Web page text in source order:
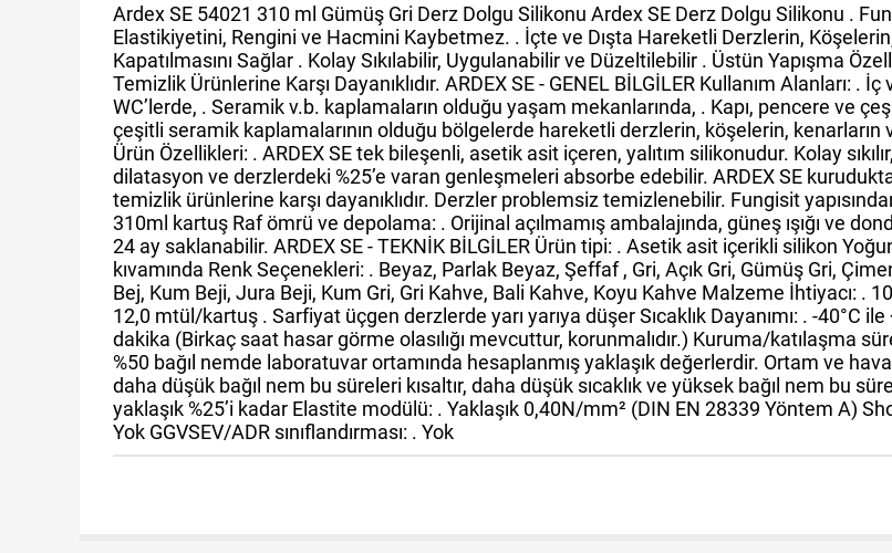
Ardex SE 54021 310 ml Gümüş Gri Derz Dolgu Silikonu Ardex SE Derz Dolgu Silikonu .
Elastikiyetini, Rengini ve Hacmini Kaybetmez. . İçte ve Dışta Hareketli Derzlerin,
Kapatılmasını Sağlar . Kolay Sıkılabilir, Uygulanabilir ve Düzeltilebilir . Üstün Yapışma
Temizlik Ürünlerine Karşı Dayanıklıdır. ARDEX SE - GENEL BİLGİLER Kullanım Alanları:
WC’lerde, . Seramik v.b. kaplamaların olduğu yaşam mekanlarında, . Kapı, pencere ve
çeşitli seramik kaplamalarının olduğu bölgelerde hareketli derzlerin, köşelerin, kenarların
Ürün Özellikleri: . ARDEX SE tek bileşenli, asetik asit içeren, yalıtım silikonudur. Kolay
dilatasyon ve derzlerdeki %25’e varan genleşmeleri absorbe edebilir. ARDEX SE
temizlik ürünlerine karşı dayanıklıdır. Derzler problemsiz temizlenebilir. Fungisit
310ml kartuş Raf ömrü ve depolama: . Orijinal açılmamış ambalajında, güneş ışığı ve
24 ay saklanabilir. ARDEX SE - TEKNİK BİLGİLER Ürün tipi: . Asetik asit içerikli silikon
kıvamında Renk Seçenekleri: . Beyaz, Parlak Beyaz, Şeffaf , Gri, Açık Gri, Gümüş Gri,
Bej, Kum Beji, Jura Beji, Kum Gri, Gri Kahve, Bali Kahve, Koyu Kahve Malzeme İhtiyacı:
12,0 mtül/kartuş . Sarfiyat üçgen derzlerde yarı yarıya düşer Sıcaklık Dayanımı: . -40°C
dakika (Birkaç saat hasar görme olasılığı mevcuttur, korunmalıdır.) Kuruma/katılaşma
%50 bağıl nemde laboratuvar ortamında hesaplanmış yaklaşık değerlerdir. Ortam ve
daha düşük bağıl nem bu süreleri kısaltır, daha düşük sıcaklık ve yüksek bağıl nem bu
yaklaşık %25’i kadar Elastite modülü: . Yaklaşık 0,40N/mm² (DIN EN 28339 Yöntem A)
Yok GGVSEV/ADR sınıflandırması: . Yok